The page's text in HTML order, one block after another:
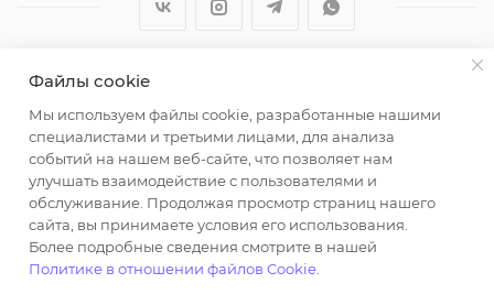
2026 © ООО "Вайт Текстиль групп"
Любая информация на сайте носит справочный
характер и не является публичной офертой
определяемой положениями пункта 2 статьи 437
Гражданского кодекса Российской Федерации.
Использование любых материалов, опубликованных
на https://opt-milena.ru, допустимо только при
наличии письменного разрешения редакции и
Файлы cookie
Мы используем файлы cookie, разработанные нашими
специалистами и третьими лицами, для анализа
событий на нашем веб-сайте, что позволяет нам
улучшать взаимодействие с пользователями и
обслуживание. Продолжая просмотр страниц нашего
сайта, вы принимаете условия его использования.
Более подробные сведения смотрите в нашей
Политике в отношении файлов Cookie